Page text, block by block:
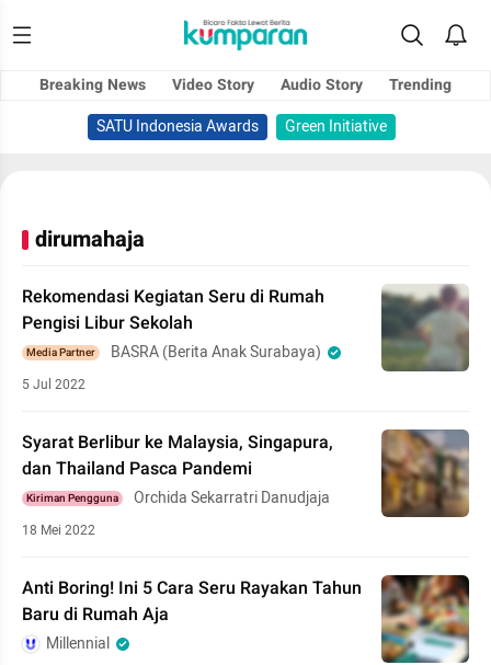
Breaking News Video Story Audio Story
Trending
SATU Indonesia Awards
Green Initiative
dirumahaja
Rekomendasi Kegiatan Seru di Rumah
Pengisi Libur Sekolah
Media Partner BASRA (Berita Anak Surabaya)
5 Jul 2022
Syarat Berlibur ke Malaysia, Singapura,
dan Thailand Pasca Pandemi
Kiriman Pengguna Orchida Sekarratri Danudjaja
18 Mei 2022
Anti Boring! Ini 5 Cara Seru Rayakan Tahun
Baru di Rumah Aja
Millennial